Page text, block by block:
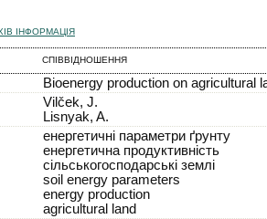
ІНФОРМАЦІЯ
СПІВВІДНОШЕННЯ
Bioenergy production on agricultural
Vilček, J.
Lisnyak, A.
енергетичні параметри ґрунту
енергетична продуктивність
сільськогосподарські землі
soil energy parameters
energy production
agricultural land